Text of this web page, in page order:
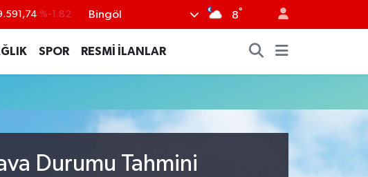
%-1.82 Bingöl 8°
SPOR RESMİ İLANLAR
Durumu Tahmini